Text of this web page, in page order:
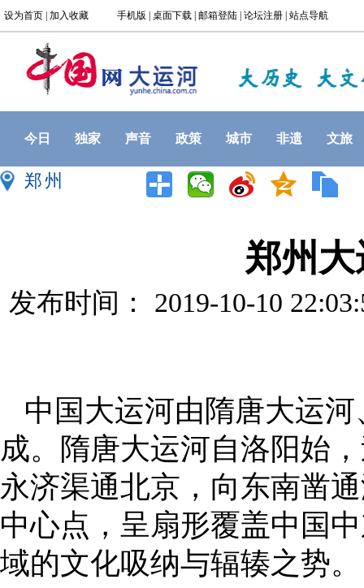
今日 独家 声音 政策 城市 非遗 文旅
郑州
郑州
发布时间： 2019-10-10
中国大运河由隋唐大运
成。隋唐大运河自洛阳始
永济渠通北京，向东南凿
中心点，呈扇形覆盖中国
域的文化吸纳与辐辏之势。